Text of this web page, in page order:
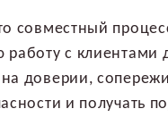
совместный
работу с клиентами
доверии,
и получать